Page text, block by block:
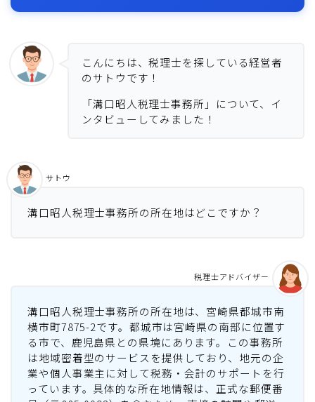
こんにちは、税理士を探している経営者
のサトウです！
「溝口昭人税理士事務所」について、イ
ンタビューしてみました！
溝口昭人税理士事務所の所在地はどこですか？
サトウ
溝口昭人税理士事務所の所在地は、宮崎県都城市南
横市町7875-2です。都城市は宮崎県の南部に位置す
る市で、鹿児島県との県境にあります。この事務所
は地域密着型のサービスを提供しており、地元の企
業や個人事業主に対して税務・会計のサポートを行
っています。具体的な所在地情報は、正式な郵便番
税理士アドバイザー